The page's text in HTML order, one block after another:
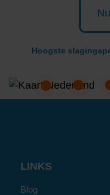
Hoogste
LINKS
Blog